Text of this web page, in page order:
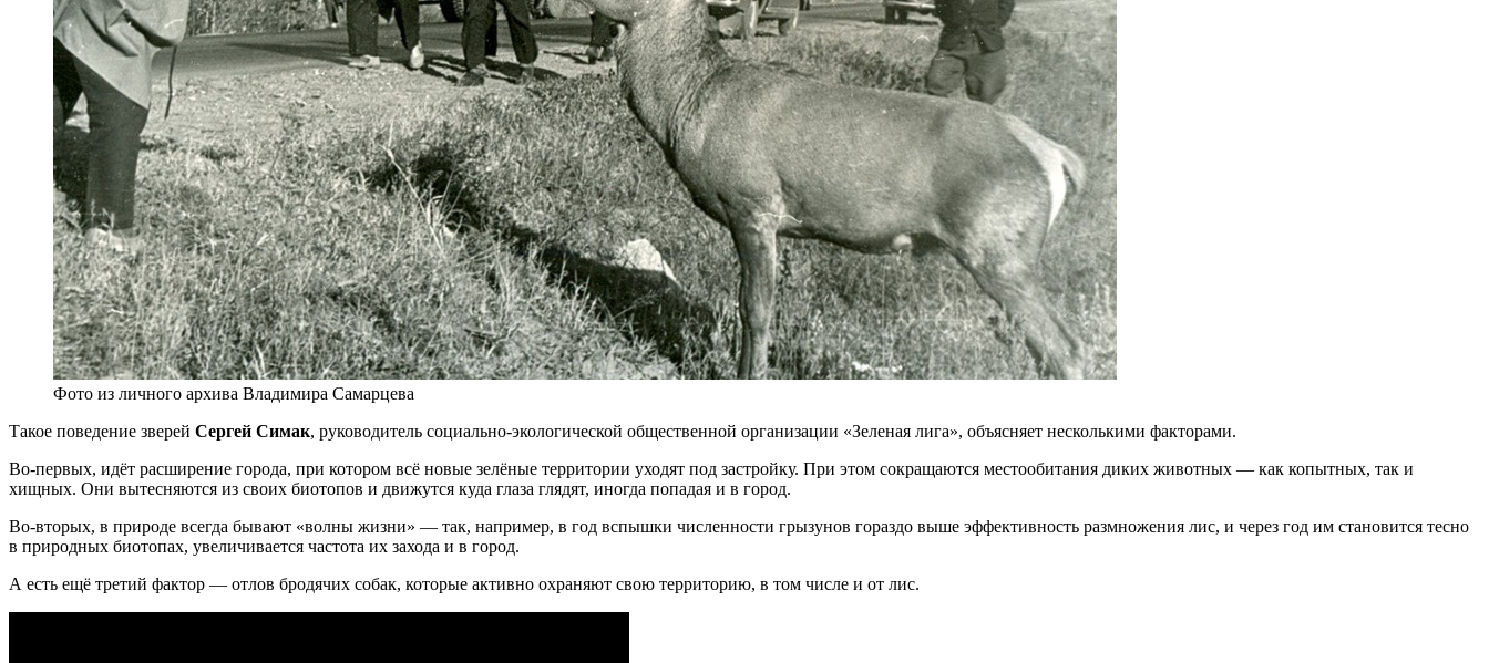
Фото из личного архива Владимира Самарцева
Такое поведение зверей Сергей Симак, руководитель социально-экологической общественной организации «Зеленая лига», объясняет несколькими факторами.
Во-первых, идёт расширение города, при котором всё новые зелёные территории уходят под застройку. При этом сокращаются местообитания диких животных — как копытных, так и
хищных. Они вытесняются из своих биотопов и движутся куда глаза глядят, иногда попадая и в город.
Во-вторых, в природе всегда бывают «волны жизни» — так, например, в год вспышки численности грызунов гораздо выше эффективность размножения лис, и через год им становится тесно
в природных биотопах, увеличивается частота их захода и в город.
А есть ещё третий фактор — отлов бродячих собак, которые активно охраняют свою территорию, в том числе и от лис.